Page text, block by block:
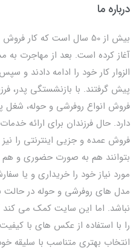
درباره ما
بیش از 50 سال است که کار
آغاز کرده است. بعد از مهاجرت به
الزوار کار خود را ادامه دادند و
پیش گرفتند. با بازنشستگی پدر،
فروش عمده و جزیی اینترنتی را نیز
بتوانند هم به صورت حضوری و
مورد نیاز خود را خریداری و یا
مدل های روفرشی و حوله در
نباشد. اما این سایت کمک می کند
را با استفاده از عکس های با
انتخاب بهتری متناسب با سلیقه